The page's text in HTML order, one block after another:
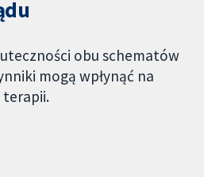
obu schematów
mogą wpłynąć na
terapii.